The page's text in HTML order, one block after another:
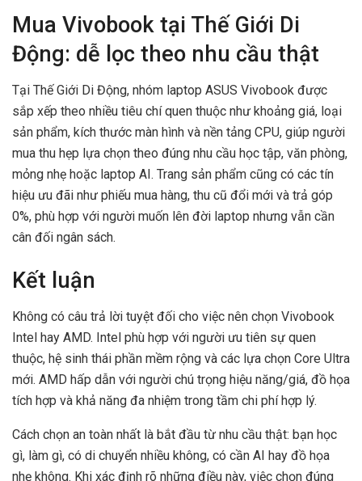
Mua Vivobook tại Thế Giới Di
Động: dễ lọc theo nhu cầu thật
Tại Thế Giới Di Động, nhóm laptop ASUS Vivobook được
sắp xếp theo nhiều tiêu chí quen thuộc như khoảng giá, loại
sản phẩm, kích thước màn hình và nền tảng CPU, giúp người
mua thu hẹp lựa chọn theo đúng nhu cầu học tập, văn phòng,
mỏng nhẹ hoặc laptop AI. Trang sản phẩm cũng có các tín
hiệu ưu đãi như phiếu mua hàng, thu cũ đổi mới và trả góp
0%, phù hợp với người muốn lên đời laptop nhưng vẫn cần
cân đối ngân sách.
Kết luận
Không có câu trả lời tuyệt đối cho việc nên chọn Vivobook
Intel hay AMD. Intel phù hợp với người ưu tiên sự quen
thuộc, hệ sinh thái phần mềm rộng và các lựa chọn Core Ultra
mới. AMD hấp dẫn với người chú trọng hiệu năng/giá, đồ họa
tích hợp và khả năng đa nhiệm trong tầm chi phí hợp lý.
Cách chọn an toàn nhất là bắt đầu từ nhu cầu thật: bạn học
gì, làm gì, có di chuyển nhiều không, có cần AI hay đồ họa
nhẹ không. Khi xác định rõ những điều này, việc chọn đúng